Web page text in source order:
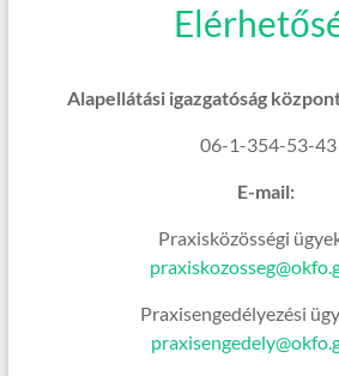
Alapellátási igazgatóság
06-1-354-53-43
E-mail:
Praxisközösségi
Praxisengedélyezési